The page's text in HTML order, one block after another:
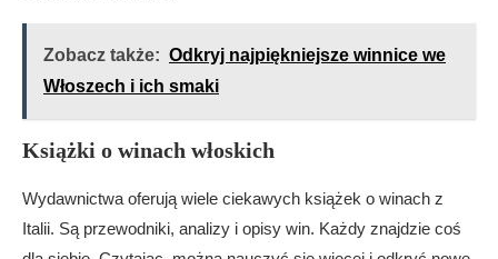
Zobacz także: Odkryj najpiękniejsze winnice we
Włoszech i ich smaki
Książki o winach włoskich
Wydawnictwa oferują wiele ciekawych książek o winach z
Italii. Są przewodniki, analizy i opisy win. Każdy znajdzie coś